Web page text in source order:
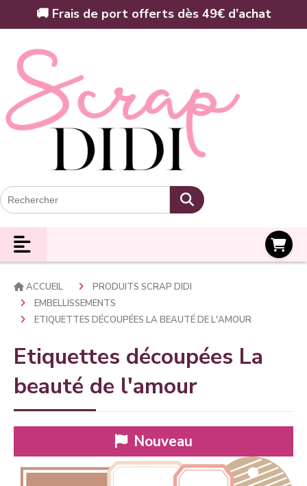
🚚 Frais de port offerts dès 49€ d’achat
ACCUEIL
PRODUITS SCRAP DIDI
EMBELLISSEMENTS
ETIQUETTES DÉCOUPÉES LA BEAUTÉ DE L'AMOUR
Etiquettes découpées La
beauté de l'amour
Nouveau